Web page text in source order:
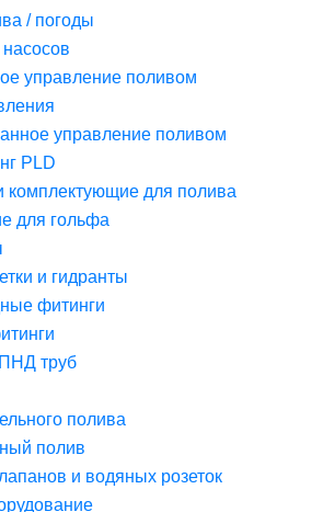
/ погоды
насосов
управление поливом
управление поливом
PLD
комплектующие для полива
для гольфа
и гидранты
фитинги
труб
полива
полив
и водяных розеток